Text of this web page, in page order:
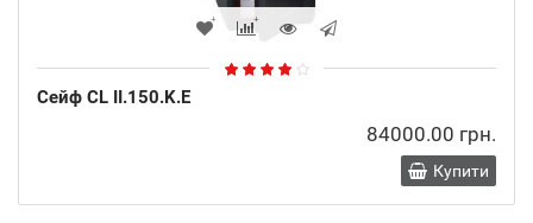
Сейф CL II.150.K.E
84000.00 грн.
Купити